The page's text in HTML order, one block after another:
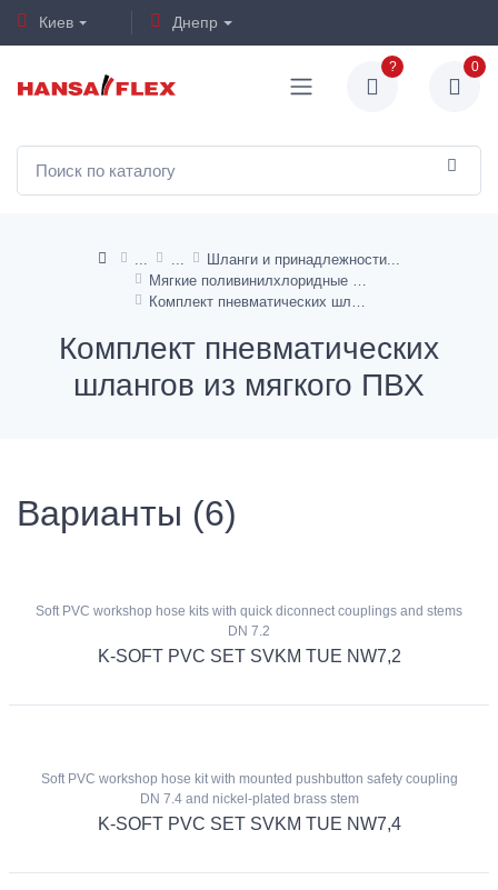
Киев Днепр
? 0
Шланги и принадлежности
Комплект пневматических
шлангов из мягкого ПВХ
Варианты (6)
Soft PVC workshop hose kits with quick diconnect couplings and stems
DN 7.2
K-SOFT PVC SET SVKM TUE NW7,2
Soft PVC workshop hose kit with mounted pushbutton safety coupling
DN 7.4 and nickel-plated brass stem
K-SOFT PVC SET SVKM TUE NW7,4